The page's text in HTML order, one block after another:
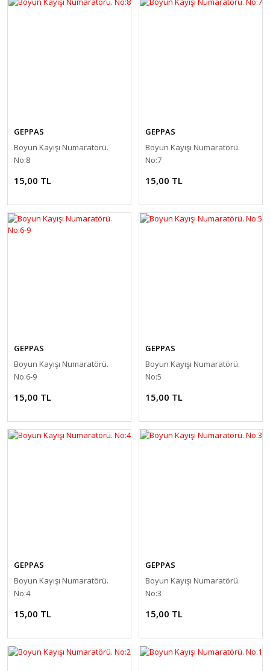
GEPPAS
Boyun Kayışı Numaratörü.
No:8
15,00 TL
GEPPAS
Boyun Kayışı Numaratörü.
No:7
15,00 TL
GEPPAS
Boyun Kayışı Numaratörü.
No:6-9
15,00 TL
GEPPAS
Boyun Kayışı Numaratörü.
No:5
15,00 TL
GEPPAS
Boyun Kayışı Numaratörü.
No:4
15,00 TL
GEPPAS
Boyun Kayışı Numaratörü.
No:3
15,00 TL